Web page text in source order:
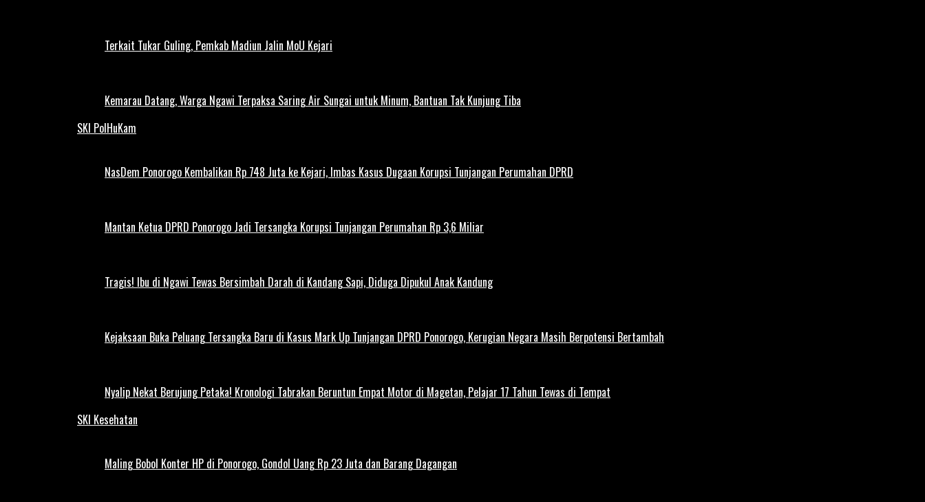
Terkait Tukar Guling, Pemkab Madiun Jalin MoU Kejari
Kemarau Datang, Warga Ngawi Terpaksa Saring Air Sungai untuk Minum, Bantuan Tak Kunjung Tiba
SKI PolHuKam
NasDem Ponorogo Kembalikan Rp 748 Juta ke Kejari, Imbas Kasus Dugaan Korupsi Tunjangan Perumahan DPRD
Mantan Ketua DPRD Ponorogo Jadi Tersangka Korupsi Tunjangan Perumahan Rp 3,6 Miliar
Tragis! Ibu di Ngawi Tewas Bersimbah Darah di Kandang Sapi, Diduga Dipukul Anak Kandung
Kejaksaan Buka Peluang Tersangka Baru di Kasus Mark Up Tunjangan DPRD Ponorogo, Kerugian Negara Masih Berpotensi Bertambah
Nyalip Nekat Berujung Petaka! Kronologi Tabrakan Beruntun Empat Motor di Magetan, Pelajar 17 Tahun Tewas di Tempat
SKI Kesehatan
Maling Bobol Konter HP di Ponorogo, Gondol Uang Rp 23 Juta dan Barang Dagangan